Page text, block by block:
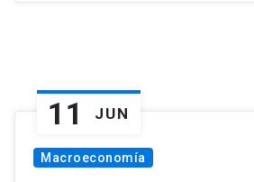
11 JUN
Macroeconomía